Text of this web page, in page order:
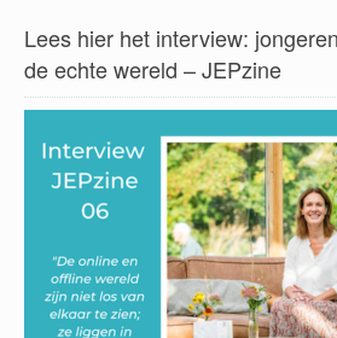
Lees hier het interview:
de echte wereld – JEPzine